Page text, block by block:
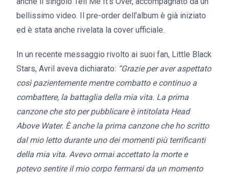
bellissimo video. Il pre-order dell’album è già iniziato
ed è stata anche rivelata la cover ufficiale.
In un recente messaggio rivolto ai suoi fan, Little Black
Stars, Avril aveva dichiarato: “Grazie per aver aspettato
così pazientemente mentre combatto e continuo a
combattere, la battaglia della mia vita. La prima
canzone che sto per pubblicare è intitolata Head
Above Water. È anche la prima canzone che ho scritto
dal mio letto durante uno dei momenti più terrificanti
della mia vita. Avevo ormai accettato la morte e
potevo sentire il mio corpo fermarsi da un momento